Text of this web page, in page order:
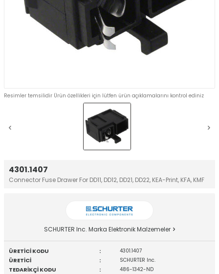
4301.1407
Connector Fuse Drawer For DD11, DD12, DD21, DD22, KEA-Print, KFA, KMF
Resimler temsilidir Ürün özellikleri için lütfen ürün açıklamalarını kontrol ediniz
SCHURTER Inc. Marka Elektronik Malzemeler
ÜRETİCİ KODU : 4301.1407
ÜRETİCİ : SCHURTER Inc.
TEDARİKÇİ KODU : 486-1342-ND